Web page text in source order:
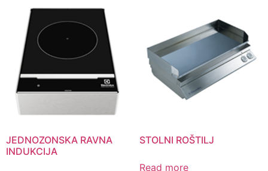
JEDNOZONSKA RAVNA
INDUKCIJA
STOLNI ROŠTILJ
Read more